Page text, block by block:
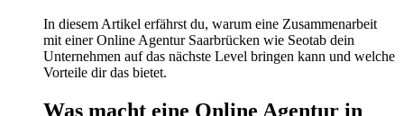
In diesem Artikel erfährst du, warum eine Zusammenarbeit
mit einer Online Agentur Saarbrücken wie Seotab dein
Unternehmen auf das nächste Level bringen kann und welche
Vorteile dir das bietet.
Was macht eine Online Agentur in